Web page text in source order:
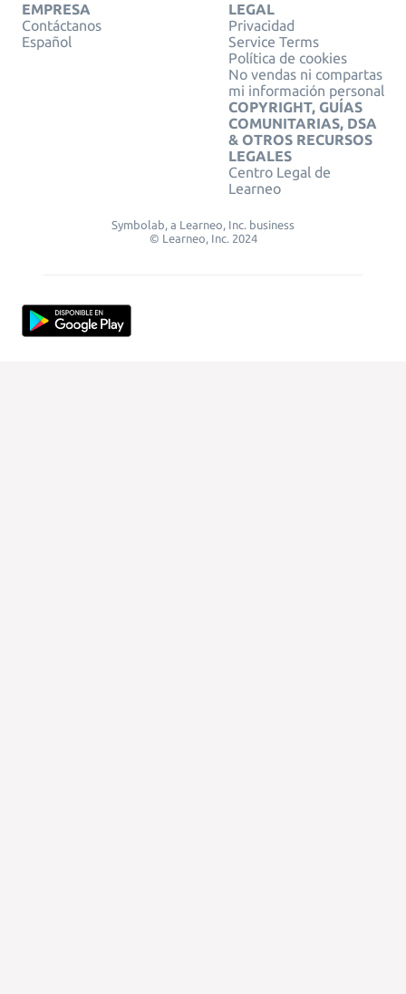
EMPRESA
Contáctanos
Español
LEGAL
Privacidad
Service Terms
Política de cookies
No vendas ni compartas
mi información personal
COPYRIGHT, GUÍAS
COMUNITARIAS, DSA
& OTROS RECURSOS
LEGALES
Centro Legal de
Learneo
Symbolab, a Learneo, Inc. business
© Learneo, Inc. 2024